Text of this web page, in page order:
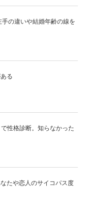
の違いや結婚年齢の線を
る
性格診断。知らなかった
たや恋人のサイコパス度